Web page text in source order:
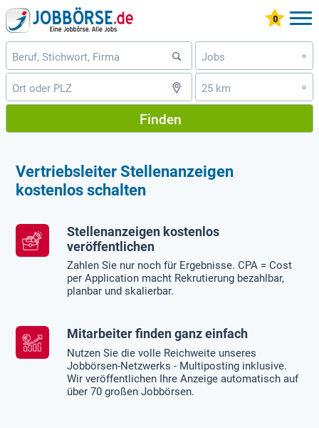
Jobs »
25 km »
Finden
Vertriebsleiter Stellenanzeigen
kostenlos schalten
Stellenanzeigen kostenlos
veröffentlichen
Zahlen Sie nur noch für Ergebnisse. CPA = Cost
per Application macht Rekrutierung bezahlbar,
planbar und skalierbar.
Mitarbeiter finden ganz einfach
Nutzen Sie die volle Reichweite unseres
Jobbörsen-Netzwerks - Multiposting inklusive.
Wir veröffentlichen Ihre Anzeige automatisch auf
über 70 großen Jobbörsen.